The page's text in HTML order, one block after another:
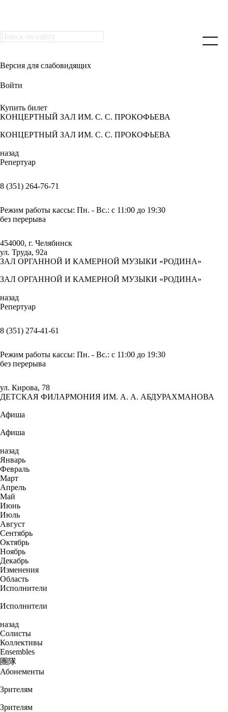
Версия для слабовидящих
Войти
Купить билет
КОНЦЕРТНЫЙ ЗАЛ ИМ. С. С. ПРОКОФЬЕВА
КОНЦЕРТНЫЙ ЗАЛ ИМ. С. С. ПРОКОФЬЕВА
назад
Репертуар
8 (351) 264-76-71
Режим работы кассы: Пн. - Вс.: с 11:00 до 19:30
без перерыва
454000, г. Челябинск
ул. Труда, 92а
ЗАЛ ОРГАННОЙ И КАМЕРНОЙ МУЗЫКИ «РОДИНА»
ЗАЛ ОРГАННОЙ И КАМЕРНОЙ МУЗЫКИ «РОДИНА»
назад
Репертуар
8 (351) 274-41-61
Режим работы кассы: Пн. - Вс.: с 11:00 до 19:30
без перерыва
ул. Кирова, 78
ДЕТСКАЯ ФИЛАРМОНИЯ ИМ. А. А. АБДУРАХМАНОВА
Афиша
Афиша
назад
Январь
Февраль
Март
Апрель
Май
Июнь
Июль
Август
Сентябрь
Октябрь
Ноябрь
Декабрь
Изменения
Область
Исполнители
Исполнители
назад
Солисты
Коллективы
Ensembles
團隊
Абонементы
Зрителям
Зрителям